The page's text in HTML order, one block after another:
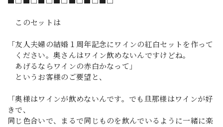
このセットは
「友人夫婦の結婚１周年記念にワインの紅白セットを作って
ください。奥さんはワイン飲めないんですけどね。
あげるならワインの赤白かなって」
というお客様のご要望と、
「奥様はワインが飲めないんです。でも旦那様はワインが好
きで、
同じ色合いで、まるで同じものを飲んでいるように一緒に楽